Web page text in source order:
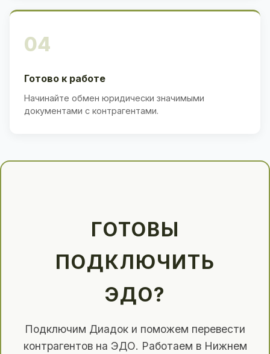
04
Готово к работе
Начинайте обмен юридически значимыми
документами с контрагентами.
ГОТОВЫ
ПОДКЛЮЧИТЬ
ЭДО?
Подключим Диадок и поможем перевести
контрагентов на ЭДО. Работаем в Нижнем